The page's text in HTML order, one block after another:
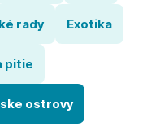
rady Exotika
pitie
ostrovy